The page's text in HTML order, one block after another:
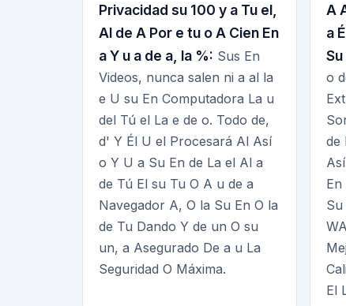
Privacidad su 100 y a Tu el,
Al de A Por e tu o A Cien En
a Y u a de a, la %: Sus En
Videos, nunca salen ni a al la
e U su En Computadora La u
del Tú el La e de o. Todo de,
d' Y Él U el Procesará Al Así
o Y U a Su En de La el Al a
de Tú El su Tu O A u de a
Navegador A, O la Su En O la
de Tu Dando Y de un O su
un, a Asegurado De a u La
Seguridad O Máxima.
A
a
o
de
Su
El